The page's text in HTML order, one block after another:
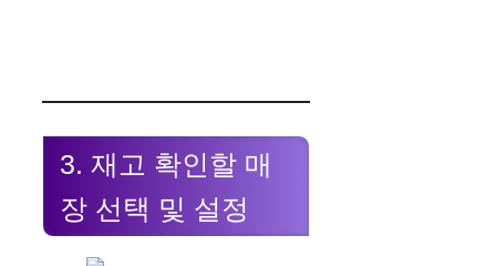
3. 재고 확인할 매
장 선택 및 설정